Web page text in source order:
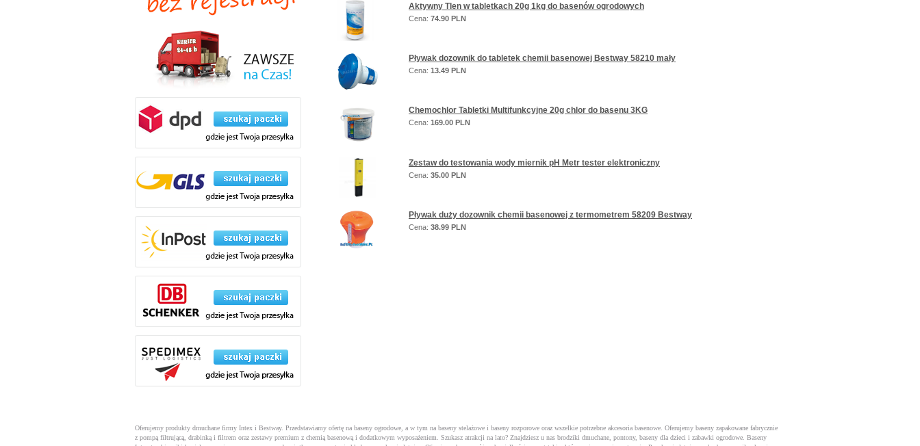
Aktywny Tlen w tabletkach 20g 1kg do basenów ogrodowych
Cena: 74.90 PLN
Pływak dozownik do tabletek chemii basenowej Bestway 58210 mały
Cena: 13.49 PLN
Chemochlor Tabletki Multifunkcyjne 20g chlor do basenu 3KG
Cena: 169.00 PLN
Zestaw do testowania wody miernik pH Metr tester elektroniczny
Cena: 35.00 PLN
Pływak duży dozownik chemii basenowej z termometrem 58209 Bestway
Cena: 38.99 PLN
Oferujemy produkty dmuchane firmy Intex i Bestway. Przedstawiamy ofertę na baseny ogrodowe, a w tym na baseny stelażowe i baseny rozporowe oraz wszelkie potrzebne akcesoria basenowe. Oferujemy baseny zapakowane fabrycznie
z pompą filtrującą, drabinką i filtrem oraz zestawy premium z chemią basenową i dodatkowym wyposażeniem. Szukasz atrakcji na lato? Znajdziesz u nas brodziki dmuchane, pontony, baseny dla dzieci i zabawki ogrodowe. Baseny